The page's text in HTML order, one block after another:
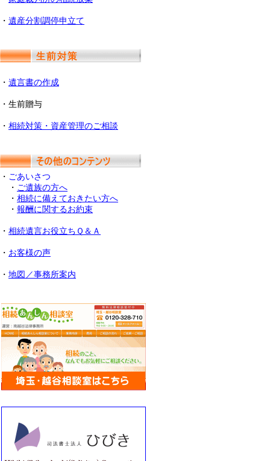
・ 遺産分割調停申立て
・ 遺言書の作成
・生前贈与
・ 相続対策・資産管理のご相談
・ ごあいさつ
・ ご遺族の方へ
・ 相続に備えておきたい方へ
・ 報酬に関するお約束
・ 相続遺言お役立ちＱ＆Ａ
・ お客様の声
・ 地図／事務所案内